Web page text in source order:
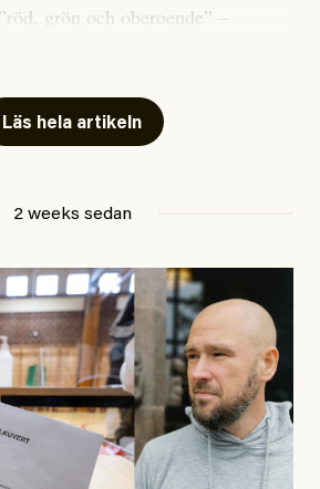
grön och oberoende” –
det att vara en ”röd, grön och
Och vad är egentligen bra
infiltratör”. Enligt ingressen
en person vars ”bakgrund skapar
Problemet är att artikeln
oro i palestinarörelsen – och den
– än den porträtterade personen
Läs hela artikeln
2 weeks sedan